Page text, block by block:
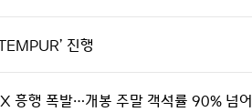
진행
흥행 폭발…개봉 주말 객석률 90% 넘어